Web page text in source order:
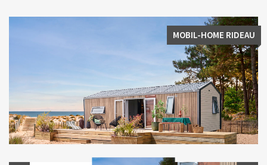
MOBIL-HOME RIDEAU